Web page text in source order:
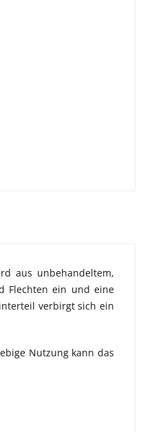
aus unbehandeltem,
Flechten ein und eine
verbirgt sich ein
Nutzung kann das